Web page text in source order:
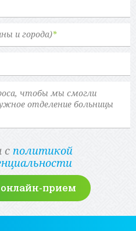
и города)*
с политикой